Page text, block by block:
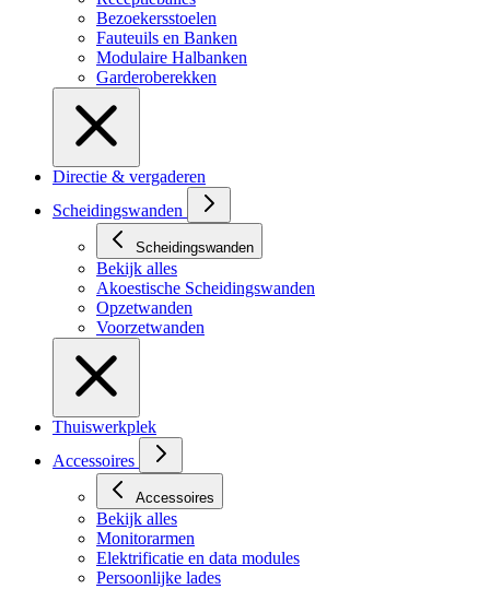
Bezoekersstoelen
Fauteuils en Banken
Modulaire Halbanken
Garderoberekken
Directie & vergaderen
Scheidingswanden
Scheidingswanden
Bekijk alles
Akoestische Scheidingswanden
Opzetwanden
Voorzetwanden
Thuiswerkplek
Accessoires
Accessoires
Bekijk alles
Monitorarmen
Elektrificatie en data modules
Persoonlijke lades